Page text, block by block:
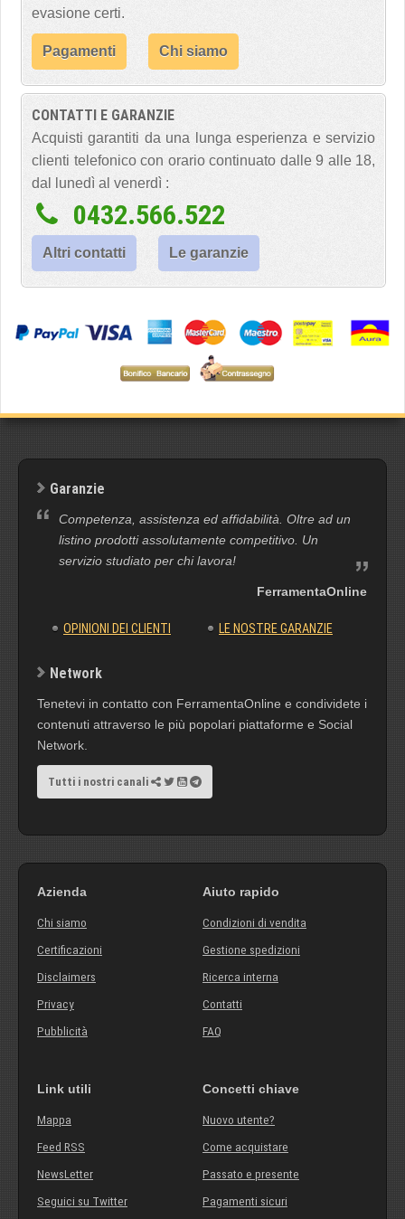
evasione certi.
Pagamenti Chi siamo
CONTATTI E GARANZIE
Acquisti garantiti da una lunga esperienza e servizio
clienti telefonico con orario continuato dalle 9 alle 18,
dal lunedì al venerdì :
0432.566.522
Altri contatti Le garanzie
Garanzie
Competenza, assistenza ed affidabilità. Oltre ad un
listino prodotti assolutamente competitivo. Un
servizio studiato per chi lavora!
FerramentaOnline
OPINIONI DEI CLIENTI LE NOSTRE GARANZIE
Network
Tenetevi in contatto con FerramentaOnline e condividete i
contenuti attraverso le più popolari piattaforme e Social
Network.
Tutti i nostri canali
Azienda
Chi siamo
Certificazioni
Disclaimers
Privacy
Pubblicità
Aiuto rapido
Condizioni di vendita
Gestione spedizioni
Ricerca interna
Contatti
FAQ
Link utili
Mappa
Feed RSS
NewsLetter
Seguici su Twitter
Concetti chiave
Nuovo utente?
Come acquistare
Passato e presente
Pagamenti sicuri